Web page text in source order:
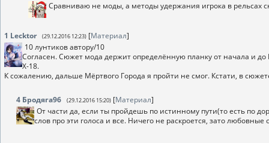
Сравниваю не моды, а методы удержания игрока в рельсах
1 Lecktor (29.12.2016 12:23) [Материал]
10 лунтиков автору/10
Согласен. Сюжет мода держит определённую планку от начала и
Х-18.
К сожалению, дальше Мёртвого Города я пройти не смог. Кстати, в
4 Бродяга96 (29.12.2016 15:20) [Материал]
От части да, если ты пройдешь по истинному пути(то есть по
слов про эти голоса и все. Ничего не раскроется, зато